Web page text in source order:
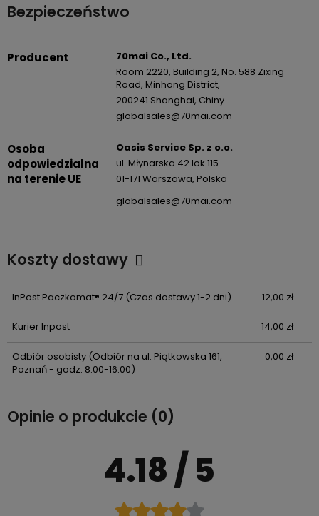
Bezpieczeństwo
Producent
70mai Co., Ltd.
Room 2220, Building 2, No. 588 Zixing
Road, Minhang District,
200241 Shanghai, Chiny
globalsales@70mai.com
Osoba
odpowiedzialna
na terenie UE
Oasis Service Sp. z o.o.
ul. Młynarska 42 lok.115
01-171 Warszawa, Polska
globalsales@70mai.com
Koszty dostawy
InPost Paczkomat® 24/7(Czas dostawy 1-2 dni) 12,00 zł
Kurier Inpost 14,00 zł
Odbiór osobisty(Odbiór na ul. Piątkowska 161,
Poznań - godz. 8:00-16:00)
0,00 zł
Opinie o produkcie (0)
4.18/ 5